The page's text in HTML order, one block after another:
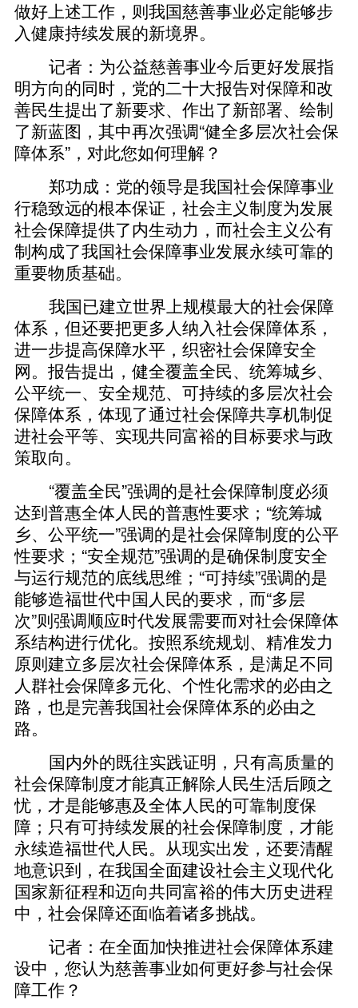
做好上述工作，则我国慈善事业必定能够步
入健康持续发展的新境界。
记者：为公益慈善事业今后更好发展指
明方向的同时，党的二十大报告对保障和改
善民生提出了新要求、作出了新部署、绘制
了新蓝图，其中再次强调“健全多层次社会保
障体系”，对此您如何理解？
郑功成：党的领导是我国社会保障事业
行稳致远的根本保证，社会主义制度为发展
社会保障提供了内生动力，而社会主义公有
制构成了我国社会保障事业发展永续可靠的
重要物质基础。
我国已建立世界上规模最大的社会保障
体系，但还要把更多人纳入社会保障体系，
进一步提高保障水平，织密社会保障安全
网。报告提出，健全覆盖全民、统筹城乡、
公平统一、安全规范、可持续的多层次社会
保障体系，体现了通过社会保障共享机制促
进社会平等、实现共同富裕的目标要求与政
策取向。
“覆盖全民”强调的是社会保障制度必须
达到普惠全体人民的普惠性要求；“统筹城
乡、公平统一”强调的是社会保障制度的公平
性要求；“安全规范”强调的是确保制度安全
与运行规范的底线思维；“可持续”强调的是
能够造福世代中国人民的要求，而“多层
次”则强调顺应时代发展需要而对社会保障体
系结构进行优化。按照系统规划、精准发力
原则建立多层次社会保障体系，是满足不同
人群社会保障多元化、个性化需求的必由之
路，也是完善我国社会保障体系的必由之
路。
国内外的既往实践证明，只有高质量的
社会保障制度才能真正解除人民生活后顾之
忧，才是能够惠及全体人民的可靠制度保
障；只有可持续发展的社会保障制度，才能
永续造福世代人民。从现实出发，还要清醒
地意识到，在我国全面建设社会主义现代化
国家新征程和迈向共同富裕的伟大历史进程
中，社会保障还面临着诸多挑战。
记者：在全面加快推进社会保障体系建
设中，您认为慈善事业如何更好参与社会保
障工作？